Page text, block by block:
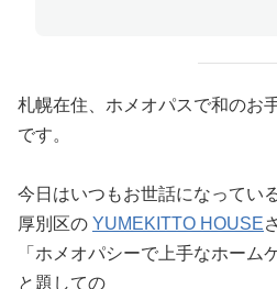
札幌在住、ホメオパスで和のお
です。
今日はいつもお世話になってい
厚別区の YUMEKITTO HOUSE
「ホメオパシーで上手なホーム
と題しての